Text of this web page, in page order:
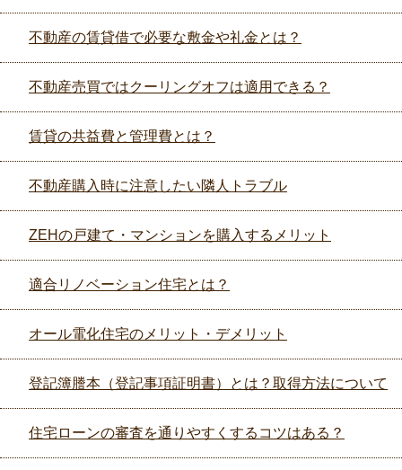
不動産の賃貸借で必要な敷金や礼金とは？
不動産売買ではクーリングオフは適用できる？
賃貸の共益費と管理費とは？
不動産購入時に注意したい隣人トラブル
ZEHの戸建て・マンションを購入するメリット
適合リノベーション住宅とは？
オール電化住宅のメリット・デメリット
登記簿謄本（登記事項証明書）とは？取得方法について
住宅ローンの審査を通りやすくするコツはある？